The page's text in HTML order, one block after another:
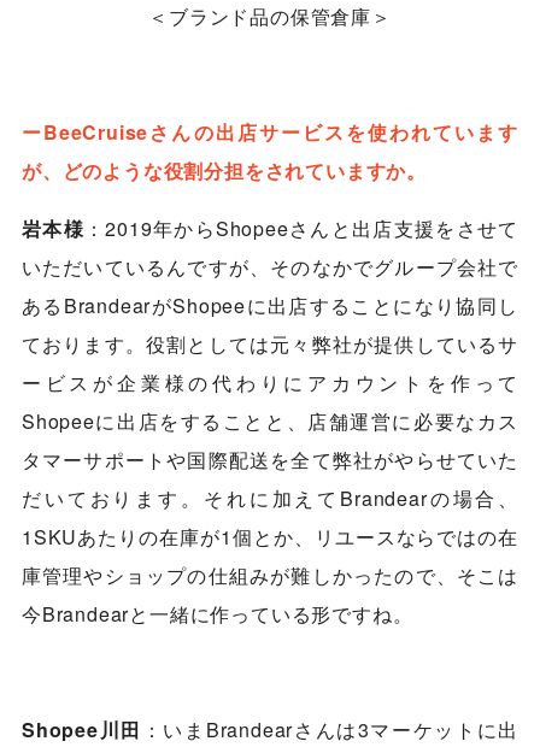
＜ブランド品の保管倉庫＞
ーBeeCruiseさんの出店サービスを使われています
が、どのような役割分担をされていますか。
岩本様：2019年からShopeeさんと出店支援をさせて
いただいているんですが、そのなかでグループ会社で
あるBrandearがShopeeに出店することになり協同し
ております。役割としては元々弊社が提供しているサ
ービスが企業様の代わりにアカウントを作って
Shopeeに出店をすることと、店舗運営に必要なカス
タマーサポートや国際配送を全て弊社がやらせていた
だいております。それに加えてBrandearの場合、
1SKUあたりの在庫が1個とか、リユースならではの在
庫管理やショップの仕組みが難しかったので、そこは
今Brandearと一緒に作っている形ですね。
Shopee川田 ：いまBrandearさんは3マーケットに出